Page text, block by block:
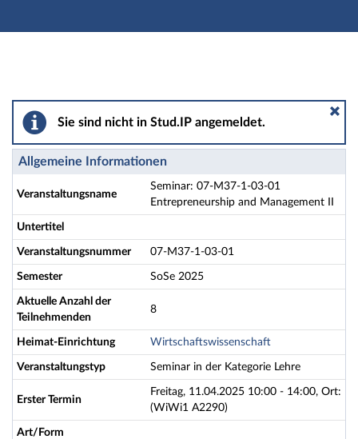
Hauptnavigation
Seminar: 07-M37-1-03-01 Entrepreneurship and
Sie sind nicht in Stud.IP angemeldet.
Allgemeine Informationen
Veranstaltungsname
Seminar: 07-M37-1-03-01
Entrepreneurship and Management II
Untertitel
Veranstaltungsnummer 07-M37-1-03-01
Semester SoSe 2025
Aktuelle Anzahl der
Teilnehmenden
8
Heimat-Einrichtung Wirtschaftswissenschaft
Veranstaltungstyp Seminar in der Kategorie Lehre
Erster Termin
Freitag, 11.04.2025 10:00 - 14:00, Ort:
(WiWi1 A2290)
Art/Form